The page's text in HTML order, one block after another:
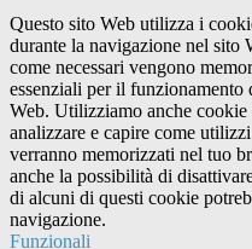
Questo sito Web utilizza i
durante la navigazione nel sito
come necessari vengono
essenziali per il
Web. Utilizziamo anche
analizzare e capire come
verranno memorizzati nel tuo
anche la possibilità di
di alcuni di questi cookie
navigazione.
Funzionali